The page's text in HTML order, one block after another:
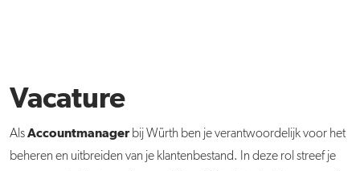
Vacature
AlsAccountmanagerbij Würth ben je verantwoordelijk voor het
beheren en uitbreiden van je klantenbestand. In deze rol streef je